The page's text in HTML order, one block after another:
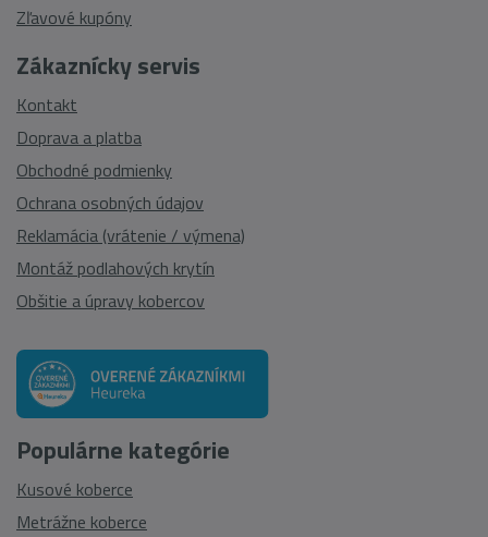
Zákaznícky servis
Kontakt
Doprava a platba
Obchodné podmienky
Ochrana osobných údajov
Reklamácia (vrátenie / výmena)
Montáž podlahových krytín
Obšitie a úpravy kobercov
Zľavové kupóny
Populárne kategórie
Kusové koberce
Metrážne koberce